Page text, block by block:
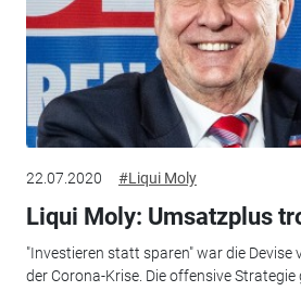
22.07.2020 #Liqui Moly
Liqui Moly: Umsatzplus
"Investieren statt sparen" war die Devise
der Corona-Krise. Die offensive Strategie